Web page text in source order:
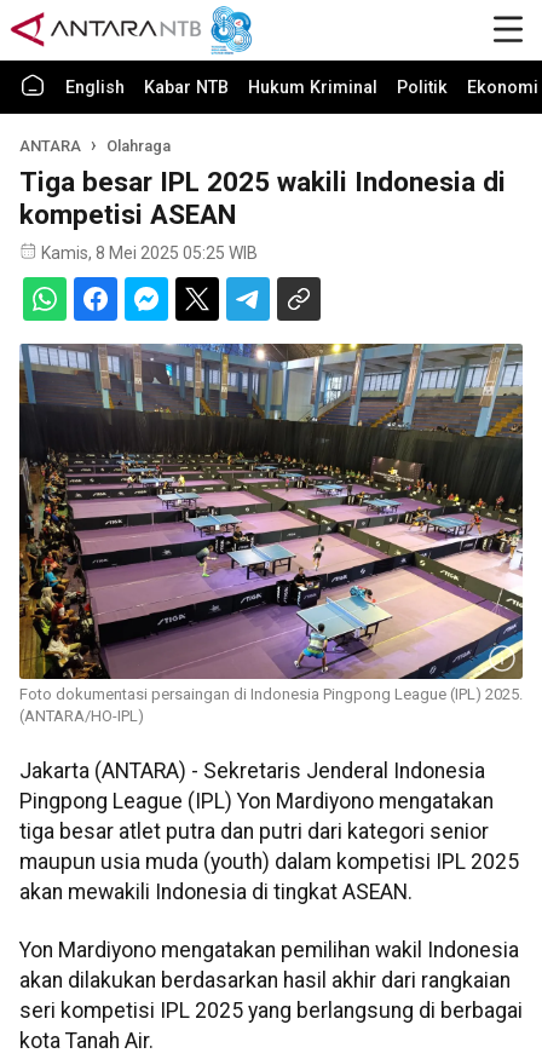
English Kabar NTB Hukum Kriminal Politik
ANTARA Olahraga
Tiga besar IPL 2025 wakili Indonesia di
kompetisi ASEAN
Kamis, 8 Mei 2025 05:25 WIB
Foto dokumentasi persaingan di Indonesia Pingpong League (IPL) 2025.
(ANTARA/HO-IPL)
Jakarta (ANTARA) - Sekretaris Jenderal Indonesia
Pingpong League (IPL) Yon Mardiyono mengatakan
tiga besar atlet putra dan putri dari kategori senior
maupun usia muda (youth) dalam kompetisi IPL 2025
akan mewakili Indonesia di tingkat ASEAN.
Yon Mardiyono mengatakan pemilihan wakil Indonesia
akan dilakukan berdasarkan hasil akhir dari rangkaian
seri kompetisi IPL 2025 yang berlangsung di berbagai
kota Tanah Air.